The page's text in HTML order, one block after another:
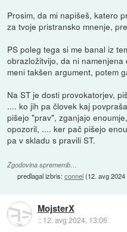
Prosim, da mi napišeš, katero
za tvoje pristransko mnenje,
PS poleg tega si me banal iz
obrazložitvijo, da ni
meni takšen argument, potem
Na ST je dosti provokatorjev,
.... ko jih pa človek kaj
pišejo "prav", zganjajo
opozoril, .... ker pač pišejo
pa v skladu s pravili ST.
Zgodovina sprememb…
predlagal izbris:connel(12. avg
MojsterX
:: 12. avg 2024, 13:06